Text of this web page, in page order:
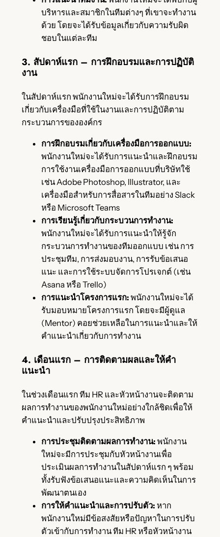
บริหารและสมาชิกในทีมต่างๆ ที่เขาจะทำงาน
ด้วย โดยจะได้รับข้อมูลเกี่ยวกับความรับผิด
ชอบในแต่ละทีม
3. สัปดาห์แรก – การฝึกอบรมและการปฏิบัติ
งาน
ในสัปดาห์แรก พนักงานใหม่จะได้รับการฝึกอบรม
เกี่ยวกับเครื่องมือที่ใช้ในงานและการปฏิบัติตาม
กระบวนการขององค์กร
การฝึกอบรมเกี่ยวกับเครื่องมือการออกแบบ:
พนักงานใหม่จะได้รับการแนะนำและฝึกอบรม
การใช้งานเครื่องมือการออกแบบที่บริษัทใช้
เช่น Adobe Photoshop, Illustrator, และ
เครื่องมือสำหรับการสื่อสารในทีมอย่าง Slack
หรือ Microsoft Teams
การเรียนรู้เกี่ยวกับกระบวนการทำงาน:
พนักงานใหม่จะได้รับการแนะนำให้รู้จัก
กระบวนการทำงานของทีมออกแบบ เช่น การ
ประชุมทีม, การส่งมอบงาน, การรับข้อเสนอ
แนะ และการใช้ระบบจัดการโปรเจกต์ (เช่น
Asana หรือ Trello)
การแนะนำโครงการแรก: พนักงานใหม่จะได้
รับมอบหมายโครงการแรก โดยจะมีผู้ดูแล
(Mentor) คอยช่วยเหลือในการแนะนำและให้
คำแนะนำเกี่ยวกับการทำงาน
4. เดือนแรก – การติดตามผลและให้คำ
แนะนำ
ในช่วงเดือนแรก ทีม HR และหัวหน้างานจะติดตาม
ผลการทำงานของพนักงานใหม่อย่างใกล้ชิดเพื่อให้
คำแนะนำและปรับปรุงประสิทธิภาพ
การประชุมติดตามผลการทำงาน: พนักงาน
ใหม่จะมีการประชุมกับหัวหน้างานเพื่อ
ประเมินผลการทำงานในสัปดาห์แรก ๆ พร้อม
ทั้งรับฟังข้อเสนอแนะและความคิดเห็นในการ
พัฒนาตนเอง
การให้คำแนะนำและการปรับตัว: หาก
พนักงานใหม่มีข้อสงสัยหรือปัญหาในการปรับ
ตัวเข้ากับการทำงาน ทีม HR หรือหัวหน้างาน